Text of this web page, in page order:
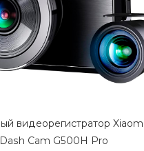
видеорегистратор Xiaomi
Cam G500H Pro